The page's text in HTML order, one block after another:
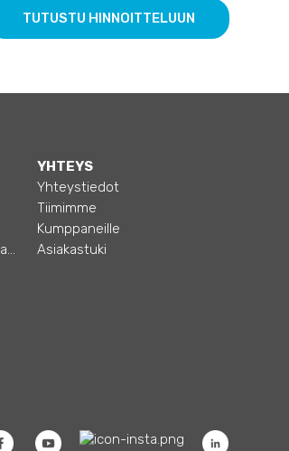
TUTUSTU HINNOITTELUUN
Opas – Liiketoiminnan tehostamiseen
YHTEYS
Yhteystiedot
Tiimimme
Kumppaneille
Asiakastuki